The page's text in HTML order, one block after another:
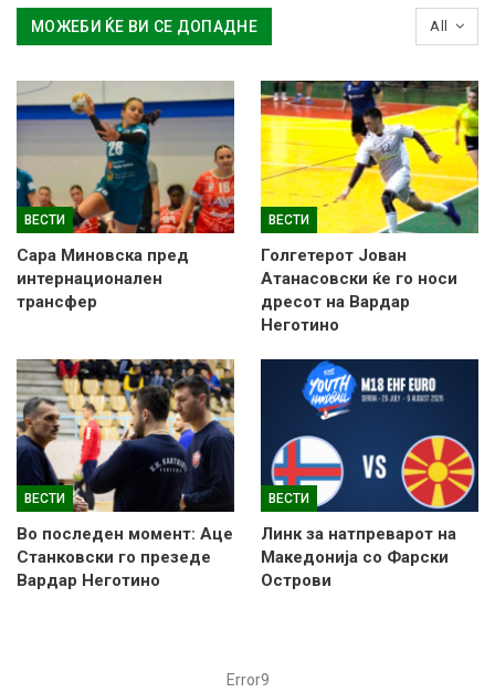
All
МОЖЕБИ ЌЕ ВИ СЕ ДОПАДНЕ
ВЕСТИ
Сара Миновска пред
интернационален
трансфер
ВЕСТИ
Голгетерот Јован
Атанасовски ќе го носи
дресот на Вардар
Неготино
ВЕСТИ
Во последен момент: Аце
Станковски го презеде
Вардар Неготино
ВЕСТИ
Линк за натпреварот на
Македонија со Фарски
Острови
Error9